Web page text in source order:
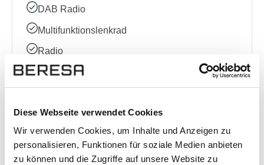
Diese Webseite verwendet Cookies
Wir verwenden Cookies, um Inhalte und Anzeigen zu
personalisieren, Funktionen für soziale Medien anbieten
zu können und die Zugriffe auf unsere Website zu
DAB Radio
Multifunktionslenkrad
Radio
Sprachsteuerung
Sonstige
Ausstattungslinie